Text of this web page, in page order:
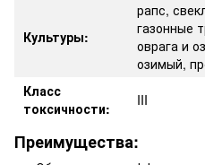
Культуры:
рапс,
газонные
оврага и
озимый,
Класс
токсичности:
III
Преимущества: